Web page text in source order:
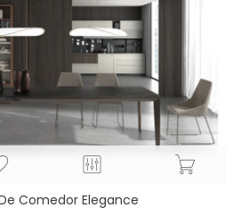
Comedor Elegance